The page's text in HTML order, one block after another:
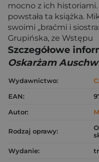
mocno z ich
powstała ta książka.
swoimi „braćmi i
Grupińska, ze Wstępu
Szczegółowe
Oskarżam
Wydawnictwo:
EAN:
Autor:
Rodzaj oprawy:
Wydanie: